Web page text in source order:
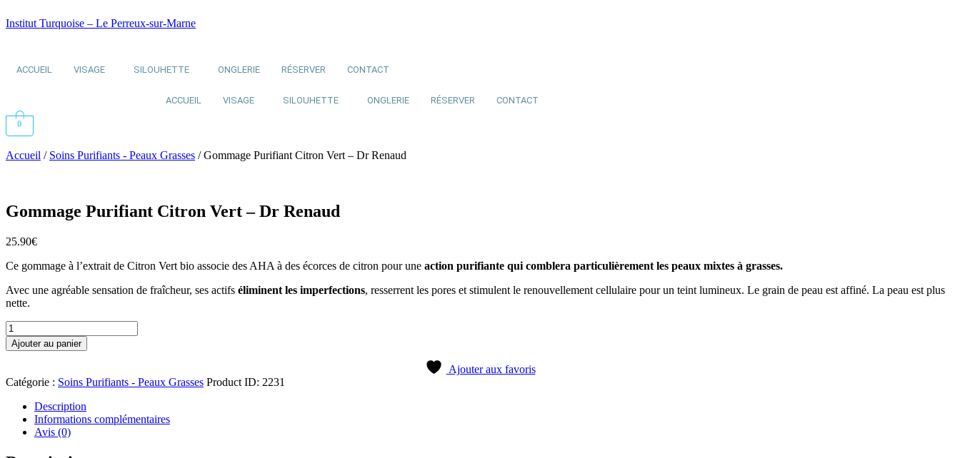
Institut Turquoise – Le Perreux-sur-Marne
ACCUEIL VISAGE SILOUHETTE ONGLERIE RÉSERVER CONTACT
ACCUEIL VISAGE SILOUHETTE ONGLERIE RÉSERVER CONTACT
0
Accueil / Soins Purifiants - Peaux Grasses / Gommage Purifiant Citron Vert – Dr Renaud
Gommage Purifiant Citron Vert – Dr Renaud
25.90€
Ce gommage à l’extrait de Citron Vert bio associe des AHA à des écorces de citron pour une action purifiante qui comblera particulièrement les peaux mixtes à grasses.
Avec une agréable sensation de fraîcheur, ses actifs éliminent les imperfections, resserrent les pores et stimulent le renouvellement cellulaire pour un teint lumineux. Le grain de peau est affiné. La peau est plus
nette.
quantité
de
Gommage
Citron
Renaud
Ajouter au panier
Ajouter aux favoris
Catégorie : Soins Purifiants - Peaux Grasses Product ID: 2231
Description
Informations complémentaires
Avis (0)